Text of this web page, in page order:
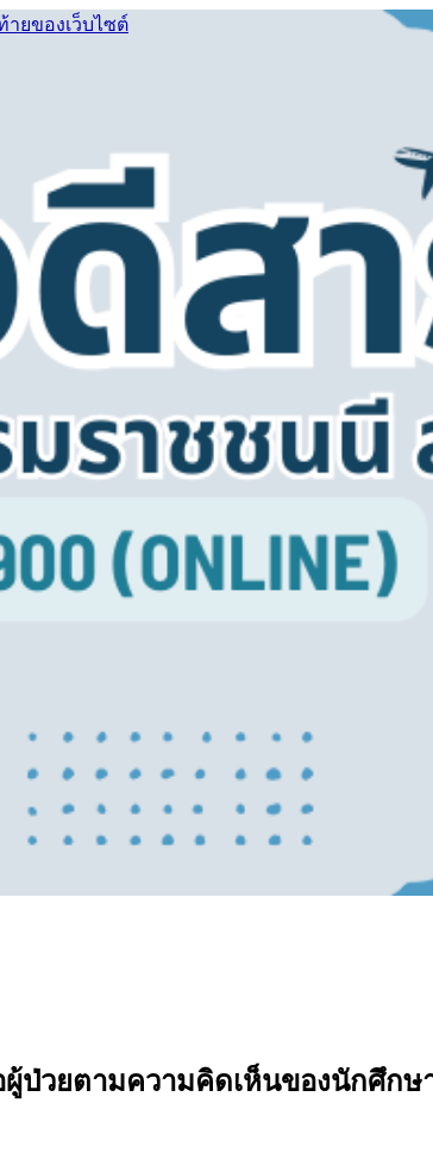
ยของเว็บไซต์
วยตามความคิดเห็นของนักศึก